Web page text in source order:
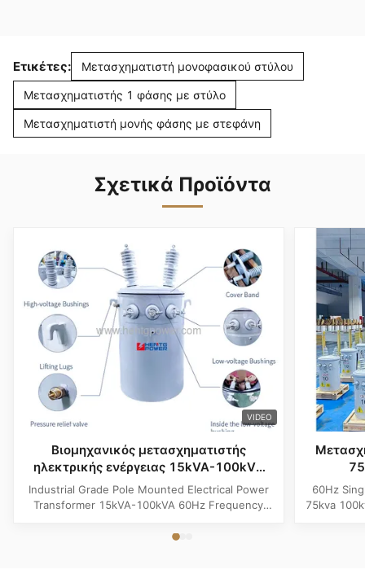
Ετικέτες: Μετασχηματιστή μονοφασικού στύλου
Μετασχηματιστής 1 φάσης με στύλο
Μετασχηματιστή μονής φάσης με στεφάνη
Σχετικά Προϊόντα
VIDEO
Βιομηχανικός μετασχηματιστής
ηλεκτρικής ενέργειας 15kVA-100kVA
60Hz
Industrial Grade Pole Mounted Electrical Power
Transformer 15kVA-100kVA 60Hz Frequency
Frequency 60Hz Phase Single Phase Application
60Hz
75kva